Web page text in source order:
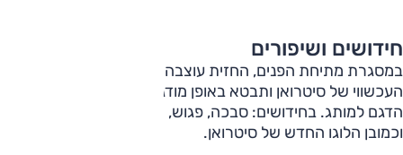
חידושים ושיפורים
במסגרת מתיחת הפנים, החזית עוצבה מחדש כך שתתאים לקו
העכשווי של סיטרואן ותבטא באופן מודגש יותר את שייכותו של
הדגם למותג. בחידושים: סבכה, פגוש, יחידות תאורה שונים
וכמובן הלוגו החדש של סיטרואן.